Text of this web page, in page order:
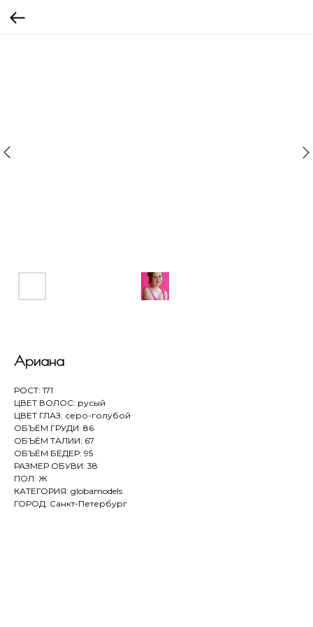
Ариана
РОСТ: 171
ЦВЕТ ВОЛОС: русый
ЦВЕТ ГЛАЗ: серо-голубой
ОБЪЁМ ГРУДИ: 86
ОБЪЁМ ТАЛИИ: 67
ОБЪЁМ БЁДЕР: 95
РАЗМЕР ОБУВИ: 38
ПОЛ: Ж
КАТЕГОРИЯ: globamodels
ГОРОД: Санкт-Петербург